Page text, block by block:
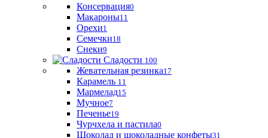
Консервация0
Макароны11
Орехи1
Семечки18
Снеки9
Сладости 100
Жевательная резинка17
Карамель 11
Мармелад15
Мучное7
Печенье19
Чурчхела и пастила0
Шоколад и шоколадные конфеты31